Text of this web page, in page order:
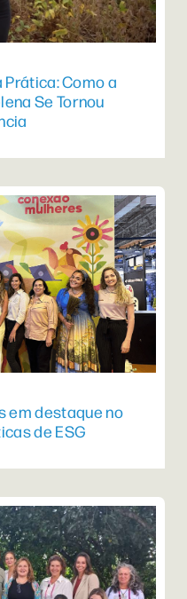
Como a
Se Tornou
em destaque no
de ESG